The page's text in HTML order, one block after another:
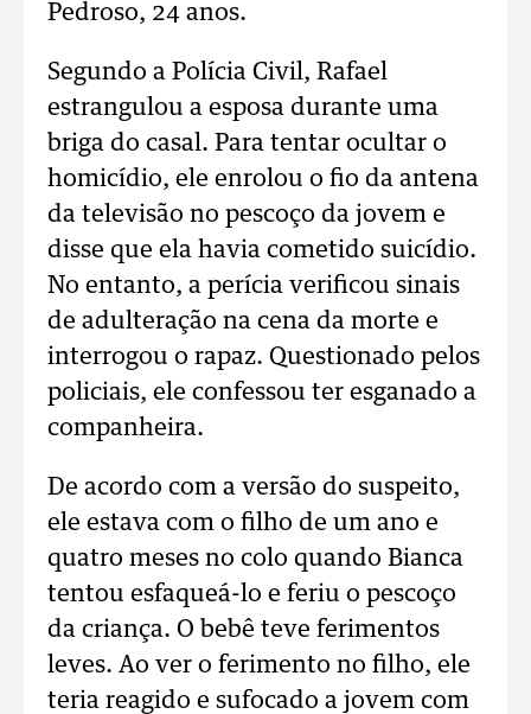
Pedroso, 24 anos.
Segundo a Polícia Civil, Rafael
estrangulou a esposa durante uma
briga do casal. Para tentar ocultar o
homicídio, ele enrolou o fio da antena
da televisão no pescoço da jovem e
disse que ela havia cometido suicídio.
No entanto, a perícia verificou sinais
de adulteração na cena da morte e
interrogou o rapaz. Questionado pelos
policiais, ele confessou ter esganado a
companheira.
De acordo com a versão do suspeito,
ele estava com o filho de um ano e
quatro meses no colo quando Bianca
tentou esfaqueá-lo e feriu o pescoço
da criança. O bebê teve ferimentos
leves. Ao ver o ferimento no filho, ele
teria reagido e sufocado a jovem com